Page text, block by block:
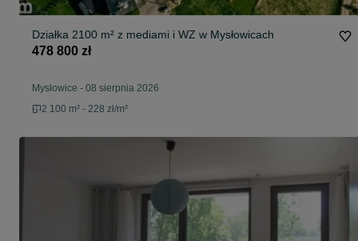
Działka 2100 m² z mediami i WZ w Mysłowicach
478 800 zł
Mysłowice - 08 sierpnia 2026
2 100 m² - 228 zł/m²